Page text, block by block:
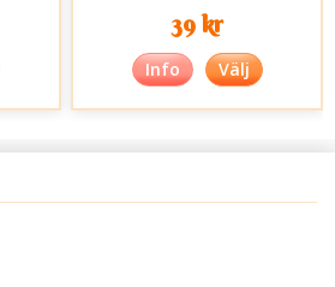
39 kr
Info Välj